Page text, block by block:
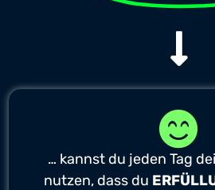
… kannst du jeden Tag
nutzen, dass du